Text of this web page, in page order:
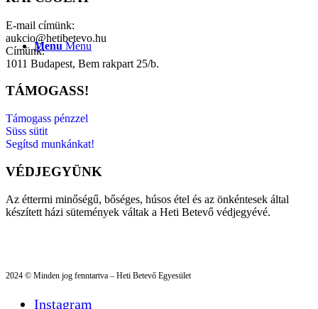
Menu Menu
E-mail címünk:
aukcio@hetibetevo.hu
Címünk:
1011 Budapest, Bem rakpart 25/b.
TÁMOGASS!
Támogass pénzzel
Süss sütit
Segítsd munkánkat!
VÉDJEGYÜNK
Az éttermi minőségű, bőséges, húsos étel és az önkéntesek által
készített házi sütemények váltak a Heti Betevő védjegyévé.
2024 © Minden jog fenntartva – Heti Betevő Egyesület
Instagram